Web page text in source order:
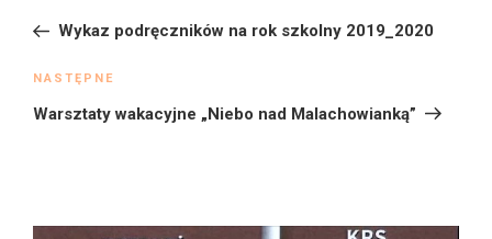
wpisWykaz podręczników na rok szkolny 2019_2020
Następny
wpis
NASTĘPNE
Warsztaty wakacyjne „Niebo nad Malachowianką”